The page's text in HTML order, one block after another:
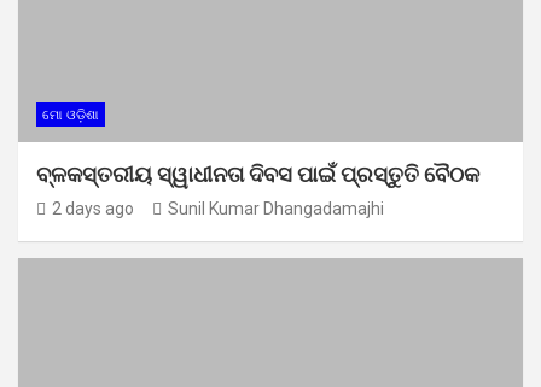
ମୋ ଓଡ଼ିଶା
ବ୍ଳକସ୍ତରୀୟ ସ୍ୱାଧୀନତା ଦିବସ ପାଇଁ ପ୍ରସ୍ତୁତି ବୈଠକ
2 days ago Sunil Kumar Dhangadamajhi